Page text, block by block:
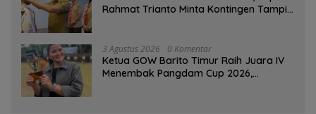
Rahmat Trianto Minta Kontingen Tampil
3 Agustus 2026 0 Komentar
Ketua GOW Barito Timur Raih Juara IV
Menembak Pangdam Cup 2026,